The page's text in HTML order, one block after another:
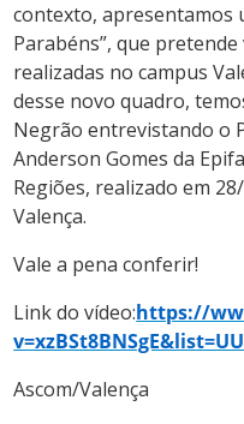
contexto, apresentamos
Parabéns”, que
realizadas no campus
desse novo quadro,
Negrão entrevistando o
Anderson Gomes da
Regiões, realizado em
Valença.
Vale a pena conferir!
Link do vídeo:https://
Ascom/Valença